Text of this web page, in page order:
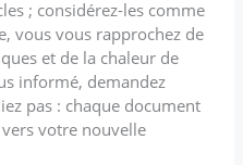
; considérez-les comme
vous vous rapprochez de
et de la chaleur de
informé, demandez
pas : chaque document
votre nouvelle